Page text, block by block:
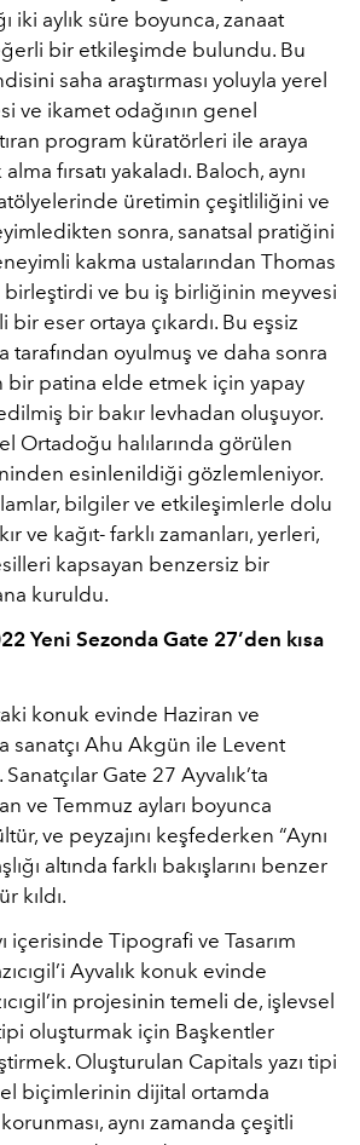
iki aylık süre boyunca, zanaat
ğerli bir etkileşimde bulundu. Bu
saha araştırması yoluyla yerel
ve ikamet odağının genel
program küratörleri ile araya
fırsatı yakaladı. Baloch, aynı
ölyelerinde üretimin çeşitliliğini ve
sonra, sanatsal pratiğini
kakma ustalarından Thomas
birleştirdi ve bu iş birliğinin meyvesi
bir eser ortaya çıkardı. Bu eşsiz
tarafından oyulmuş ve daha sonra
bir patina elde etmek için yapay
bir bakır levhadan oluşuyor.
Ortadoğu halılarında görülen
esinlenildiği gözlemleniyor.
bilgiler ve etkileşimlerle dolu
ve kağıt- farklı zamanları, yerleri,
kapsayan benzersiz bir
kuruldu.
Yeni Sezonda Gate 27’den kısa
konuk evinde Haziran ve
sanatçı Ahu Akgün ile Levent
Sanatçılar Gate 27 Ayvalık’ta
ve Temmuz ayları boyunca
ve peyzajını keşfederken “Aynı
altında farklı bakışlarını benzer
r kıldı.
içerisinde Tipografi ve Tasarım
’i Ayvalık konuk evinde
projesinin temeli de, işlevsel
oluşturmak için Başkentler
Oluşturulan Capitals yazı tipi
biçimlerinin dijital ortamda
aynı zamanda çeşitli